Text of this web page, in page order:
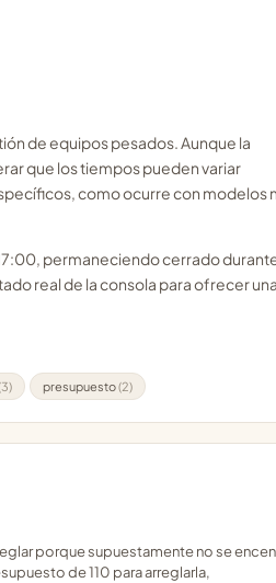
de equipos pesados. Aunque la
que los tiempos pueden variar
como ocurre con modelos
permaneciendo cerrado
real de la consola para ofrecer una
presupuesto(2)
porque supuestamente no se
de 110 para arreglarla,